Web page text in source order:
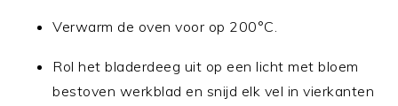
Verwarm de oven voor op 200°C.
Rol het bladerdeeg uit op een licht met bloem
bestoven werkblad en snijd elk vel in vierkanten